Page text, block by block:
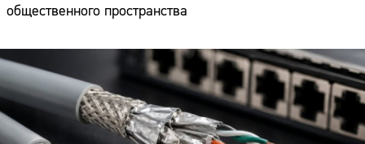
общественного пространства